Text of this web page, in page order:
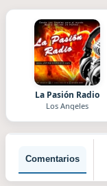
La Pasión Radio
Los Angeles
Comentarios